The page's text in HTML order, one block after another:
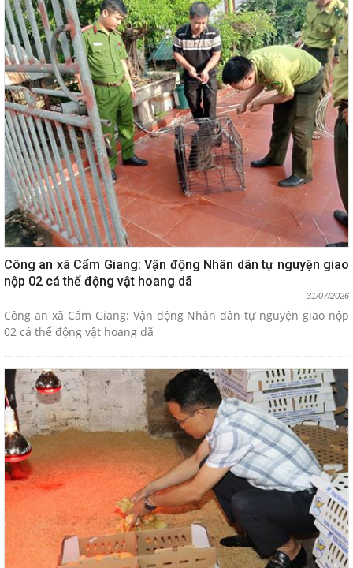
Công an xã Cẩm Giang: Vận động Nhân dân tự nguyện giao
nộp 02 cá thể động vật hoang dã
31/07/2026
Công an xã Cẩm Giang: Vận động Nhân dân tự nguyện giao nộp
02 cá thể động vật hoang dã